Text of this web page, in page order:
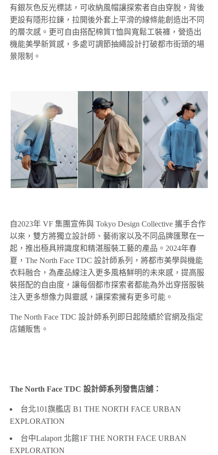
有銀灰色反光標誌，可收納風帽讓探索者自由穿脫，背後
更設有隱形拉鍊，拉開後外套上平滑的線條能創造出不同
的層次感。更可自由搭配棉質T恤與寬鬆工裝褲，營造出
機能美學新質感，多處可調節抽繩設計打破都市街頭的場
景限制。
自2023年 VF 集團宣佈與 Tokyo Design Collective 攜手合作
以來，雙方將獨立設計師、藝術家以及不同品牌匯聚在一
起，推出極具辨識度和精湛服裝工藝的產品。2024年春
夏，The North Face TDC 設計師系列，將都市美學與機能
衣料融合，為產品線注入更多風格鮮明的未來感，提高服
裝搭配的自由度，讓每個都市探索者都能為外出穿搭服裝
注入更多想像力與靈感，讓探索擁有更多可能。
The North Face TDC 設計師系列即日起陸續於官網及指定
店鋪販售。
The North Face TDC 設計師系列發售店舖：
台北101旗艦店 B1 THE NORTH FACE URBAN
EXPLORATION
台中Lalaport 北館1F THE NORTH FACE URBAN
EXPLORATION